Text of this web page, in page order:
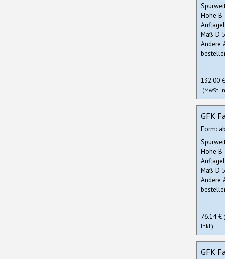
Höhe B
Maß D
Andere
132.00 €
(MwSt.
GFK
Form:
Höhe B
Maß D
Andere
76.14 €
Inkl.)
GFK